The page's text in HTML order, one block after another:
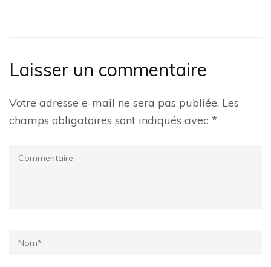
Laisser un commentaire
Votre adresse e-mail ne sera pas publiée. Les
champs obligatoires sont indiqués avec *
Commentaire
Name*